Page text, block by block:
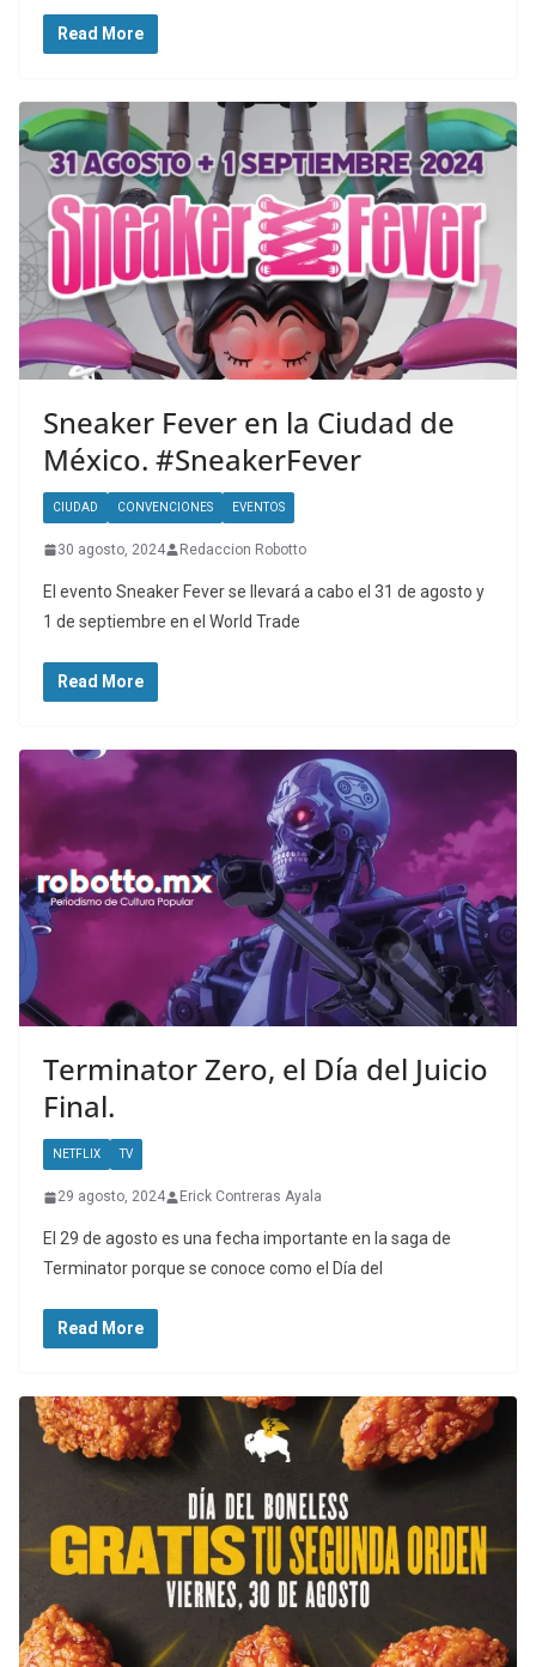
Read More
Sneaker Fever en la Ciudad de
México. #SneakerFever
CIUDAD CONVENCIONES EVENTOS
30 agosto, 2024 Redaccion Robotto
El evento Sneaker Fever se llevará a cabo el 31 de agosto y
1 de septiembre en el World Trade
Read More
Terminator Zero, el Día del Juicio
Final.
NETFLIX TV
29 agosto, 2024 Erick Contreras Ayala
El 29 de agosto es una fecha importante en la saga de
Terminator porque se conoce como el Día del
Read More